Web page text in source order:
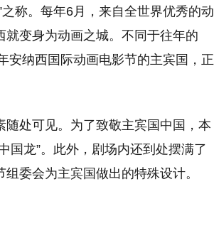
称。每年6月，来自全世界优秀的动
变身为动画之城。不同于往年的
安纳西国际动画电影节的主宾国，正
处可见。为了致敬主宾国中国，本
国龙”。此外，剧场内还到处摆满了
委会为主宾国做出的特殊设计。